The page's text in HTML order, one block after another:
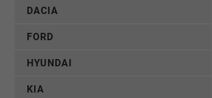
DACIA
FORD
HYUNDAI
KIA